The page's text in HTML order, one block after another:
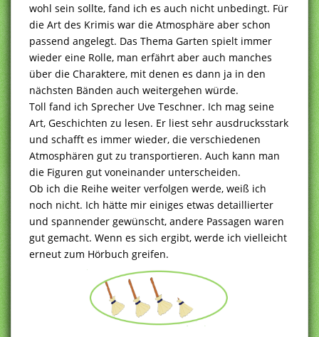
wohl sein sollte, fand ich es auch nicht unbedingt. Für
die Art des Krimis war die Atmosphäre aber schon
passend angelegt. Das Thema Garten spielt immer
wieder eine Rolle, man erfährt aber auch manches
über die Charaktere, mit denen es dann ja in den
nächsten Bänden auch weitergehen würde.
Toll fand ich Sprecher Uve Teschner. Ich mag seine
Art, Geschichten zu lesen. Er liest sehr ausdrucksstark
und schafft es immer wieder, die verschiedenen
Atmosphären gut zu transportieren. Auch kann man
die Figuren gut voneinander unterscheiden.
Ob ich die Reihe weiter verfolgen werde, weiß ich
noch nicht. Ich hätte mir einiges etwas detaillierter
und spannender gewünscht, andere Passagen waren
gut gemacht. Wenn es sich ergibt, werde ich vielleicht
erneut zum Hörbuch greifen.